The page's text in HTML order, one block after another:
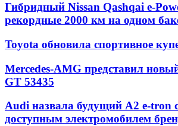
Гибридный Nissan Qashqai e-
рекордные 2000 км на одном
Toyota обновила спортивное
Mercedes-AMG представил
GT 53435
Audi назвала будущий A2 e-tron
доступным электромобилем